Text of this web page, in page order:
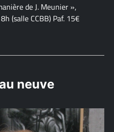
de J. Meunier »,
(salle CCBB) Paf. 15€
neuve